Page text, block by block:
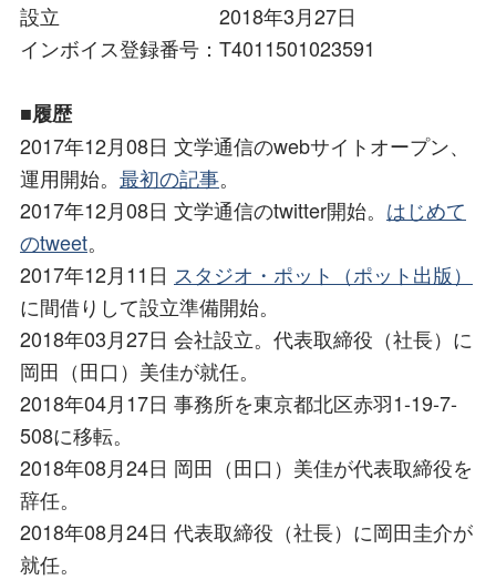
設立 2018年3月27日
インボイス登録番号：T4011501023591
■履歴
2017年12月08日 文学通信のwebサイトオープン、
運用開始。 最初の記事。
2017年12月08日 文学通信のtwitter開始。 はじめて
のtweet。
2017年12月11日 スタジオ・ポット（ポット出版）
に間借りして設立準備開始。
2018年03月27日 会社設立。代表取締役（社長）に
岡田（田口）美佳が就任。
2018年04月17日 事務所を東京都北区赤羽1-19-7-
508に移転。
2018年08月24日 岡田（田口）美佳が代表取締役を
辞任。
2018年08月24日 代表取締役（社長）に岡田圭介が
就任。